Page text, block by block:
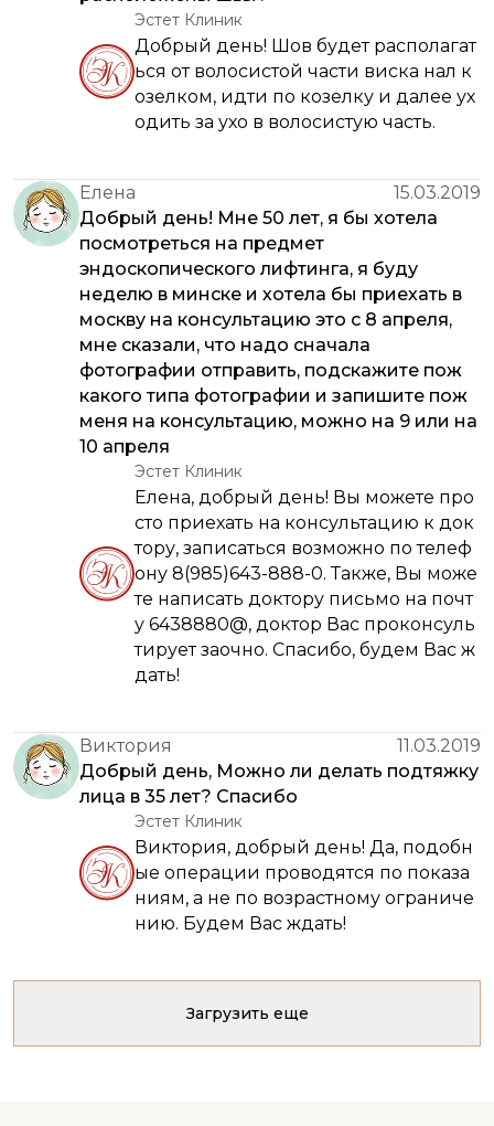
Эстет Клиник
Добрый день! Шов будет располагат
ься от волосистой части виска нал к
озелком, идти по козелку и далее ух
одить за ухо в волосистую часть.
Елена
15.03.2019
Добрый день! Мне 50 лет, я бы хотела
посмотреться на предмет
эндоскопического лифтинга, я буду
неделю в минске и хотела бы приехать в
москву на консультацию это с 8 апреля,
мне сказали, что надо сначала
фотографии отправить, подскажите пож
какого типа фотографии и запишите пож
меня на консультацию, можно на 9 или на
10 апреля
Эстет Клиник
Елена, добрый день! Вы можете про
сто приехать на консультацию к док
тору, записаться возможно по телеф
ону 8(985)643-888-0. Также, Вы може
те написать доктору письмо на почт
у 6438880@, доктор Вас проконсуль
тирует заочно. Спасибо, будем Вас ж
дать!
Виктория
11.03.2019
Добрый день, Можно ли делать подтяжку
лица в 35 лет? Спасибо
Эстет Клиник
Виктория, добрый день! Да, подобн
ые операции проводятся по показа
ниям, а не по возрастному ограниче
нию. Будем Вас ждать!
Загрузить еще